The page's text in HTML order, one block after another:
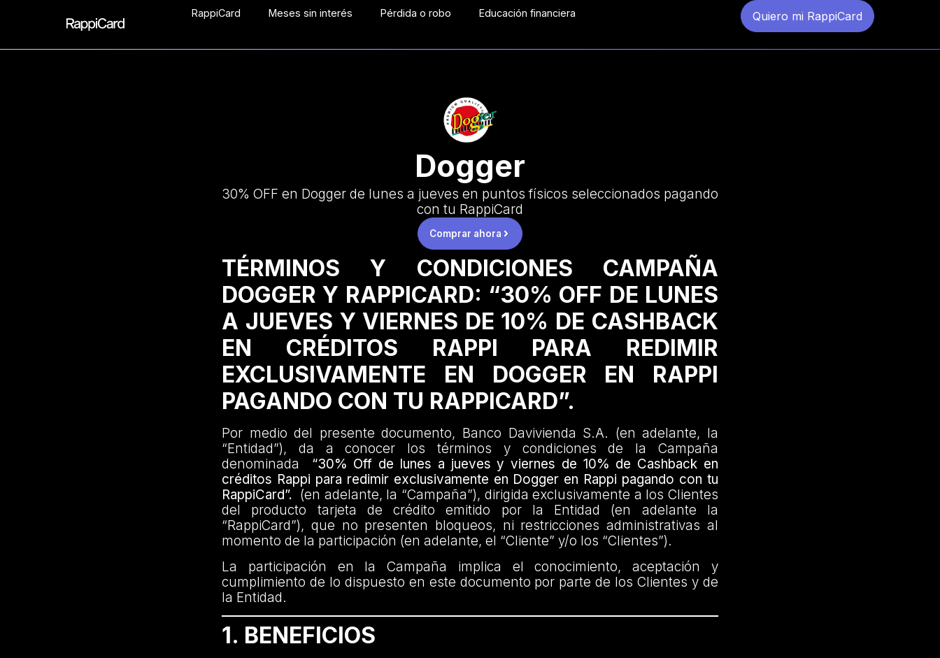
RappiCard Meses sin interés Pérdida o robo Educación financiera Quiero mi RappiCard
Dogger
30% OFF en Dogger de lunes a jueves en puntos físicos seleccionados pagando
con tu RappiCard
Comprar ahora
TÉRMINOS Y CONDICIONES CAMPAÑA
DOGGER Y RAPPICARD: “30% OFF DE LUNES
A JUEVES Y VIERNES DE 10% DE CASHBACK
EN CRÉDITOS RAPPI PARA REDIMIR
EXCLUSIVAMENTE EN DOGGER EN RAPPI
PAGANDO CON TU RAPPICARD”.
Por medio del presente documento, Banco Davivienda S.A. (en adelante, la
“Entidad”), da a conocer los términos y condiciones de la Campaña
denominada “30% Off de lunes a jueves y viernes de 10% de Cashback en
créditos Rappi para redimir exclusivamente en Dogger en Rappi pagando con tu
RappiCard”. (en adelante, la “Campaña”), dirigida exclusivamente a los Clientes
del producto tarjeta de crédito emitido por la Entidad (en adelante la
“RappiCard”), que no presenten bloqueos, ni restricciones administrativas al
momento de la participación (en adelante, el “Cliente” y/o los “Clientes”).
La participación en la Campaña implica el conocimiento, aceptación y
cumplimiento de lo dispuesto en este documento por parte de los Clientes y de
la Entidad.
1. BENEFICIOS